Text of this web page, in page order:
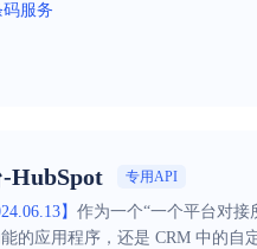
码服务
HubSpot 专用API
】 作为一个“一个平台对接
的应用程序，还是 CRM 中的自